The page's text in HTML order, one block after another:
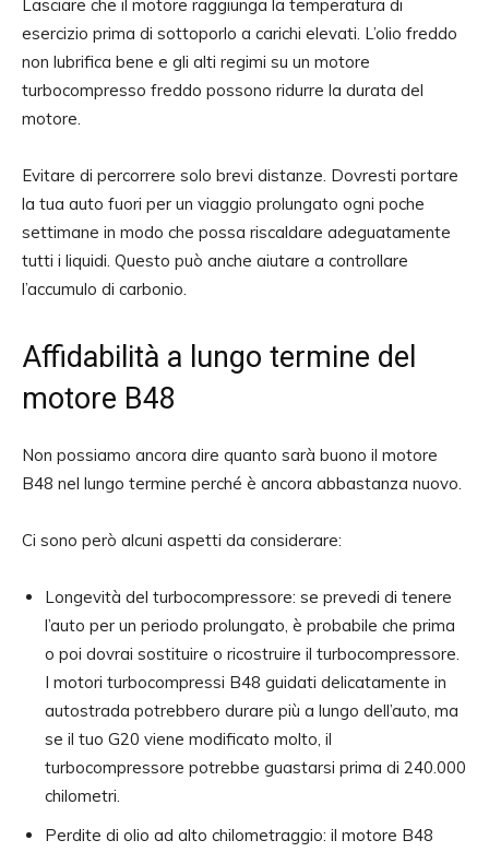
Lasciare che il motore raggiunga la temperatura di
esercizio prima di sottoporlo a carichi elevati. L’olio freddo
non lubrifica bene e gli alti regimi su un motore
turbocompresso freddo possono ridurre la durata del
motore.
Evitare di percorrere solo brevi distanze. Dovresti portare
la tua auto fuori per un viaggio prolungato ogni poche
settimane in modo che possa riscaldare adeguatamente
tutti i liquidi. Questo può anche aiutare a controllare
l’accumulo di carbonio.
Affidabilità a lungo termine del
motore B48
Non possiamo ancora dire quanto sarà buono il motore
B48 nel lungo termine perché è ancora abbastanza nuovo.
Ci sono però alcuni aspetti da considerare:
Longevità del turbocompressore: se prevedi di tenere
l’auto per un periodo prolungato, è probabile che prima
o poi dovrai sostituire o ricostruire il turbocompressore.
I motori turbocompressi B48 guidati delicatamente in
autostrada potrebbero durare più a lungo dell’auto, ma
se il tuo G20 viene modificato molto, il
turbocompressore potrebbe guastarsi prima di 240.000
chilometri.
Perdite di olio ad alto chilometraggio: il motore B48